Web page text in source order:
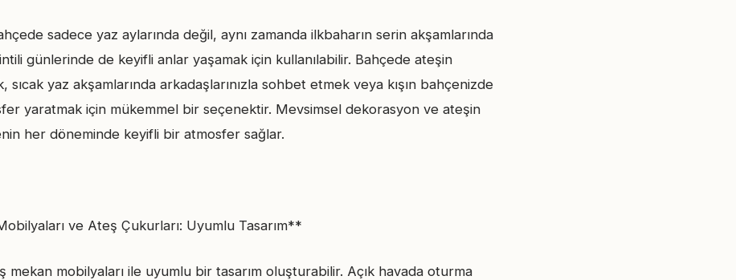
sadece yaz aylarında değil, aynı zamanda ilkbaharın serin akşamlarında
günlerinde de keyifli anlar yaşamak için kullanılabilir. Bahçede ateşin
sıcak yaz akşamlarında arkadaşlarınızla sohbet etmek veya kışın bahçenizde
yaratmak için mükemmel bir seçenektir. Mevsimsel dekorasyon ve ateşin
her döneminde keyifli bir atmosfer sağlar.
ve Ateş Çukurları: Uyumlu Tasarım**
mekan mobilyaları ile uyumlu bir tasarım oluşturabilir. Açık havada oturma